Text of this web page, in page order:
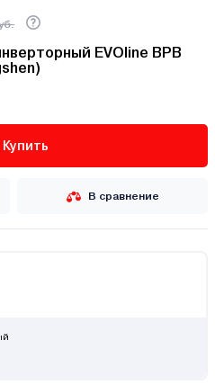
EVOline BPB
Купить
В сравнение